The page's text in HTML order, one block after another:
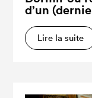
d’un
Lire la suite